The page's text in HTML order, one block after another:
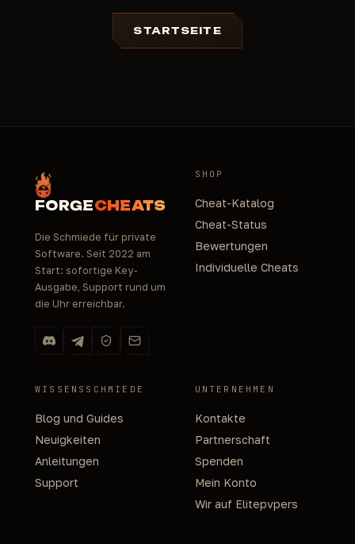
STARTSEITE
FORGECHEATS
Die Schmiede für private
Software. Seit 2022 am
Start: sofortige Key-
Ausgabe, Support rund um
die Uhr erreichbar.
SHOP
Cheat-Katalog
Cheat-Status
Bewertungen
Individuelle Cheats
WISSENSSCHMIEDE
Blog und Guides
Neuigkeiten
Anleitungen
Support
UNTERNEHMEN
Kontakte
Partnerschaft
Spenden
Mein Konto
Wir auf Elitepvpers